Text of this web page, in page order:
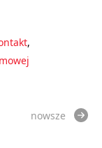
,
nowsze